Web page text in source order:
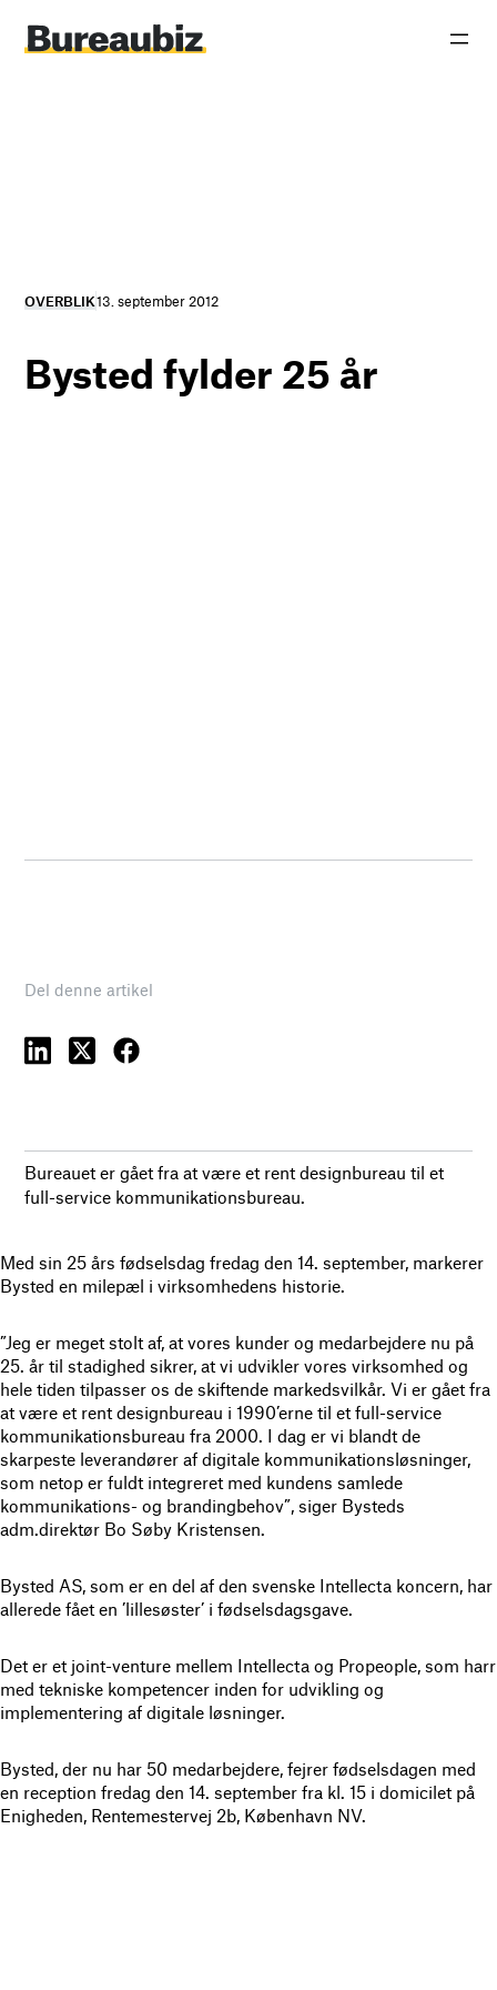
indhold
OVERBLIK13. september 2012
Bysted fylder 25 år
Del denne artikel
Bureauet er gået fra at være et rent designbureau til et
full-service kommunikationsbureau.
Med sin 25 års fødselsdag fredag den 14. september, markerer
Bysted en milepæl i virksomhedens historie.
”Jeg er meget stolt af, at vores kunder og medarbejdere nu på
25. år til stadighed sikrer, at vi udvikler vores virksomhed og
hele tiden tilpasser os de skiftende markedsvilkår. Vi er gået fra
at være et rent designbureau i 1990’erne til et full-service
kommunikationsbureau fra 2000. I dag er vi blandt de
skarpeste leverandører af digitale kommunikationsløsninger,
som netop er fuldt integreret med kundens samlede
kommunikations- og brandingbehov”, siger Bysteds
adm.direktør Bo Søby Kristensen.
Bysted AS, som er en del af den svenske Intellecta koncern, har
allerede fået en ’lillesøster’ i fødselsdagsgave.
Det er et joint-venture mellem Intellecta og Propeople, som harr
med tekniske kompetencer inden for udvikling og
implementering af digitale løsninger.
Bysted, der nu har 50 medarbejdere, fejrer fødselsdagen med
en reception fredag den 14. september fra kl. 15 i domicilet på
Enigheden, Rentemestervej 2b, København NV.